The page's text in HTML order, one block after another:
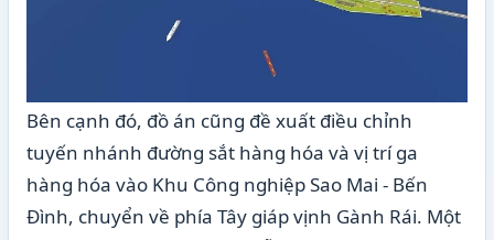
Bên cạnh đó, đồ án cũng đề xuất điều chỉnh
tuyến nhánh đường sắt hàng hóa và vị trí ga
hàng hóa vào Khu Công nghiệp Sao Mai - Bến
Đình, chuyển về phía Tây giáp vịnh Gành Rái. Một